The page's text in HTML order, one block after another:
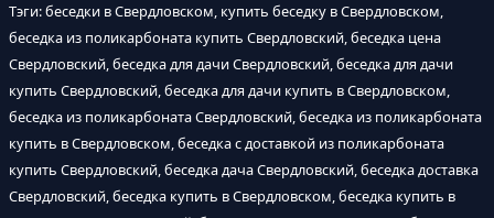
Тэги: беседки в Свердловском, купить беседку в Свердловском,
беседка из поликарбоната купить Свердловский, беседка цена
Свердловский, беседка для дачи Свердловский, беседка для дачи
купить Свердловский, беседка для дачи купить в Свердловском,
беседка из поликарбоната Свердловский, беседка из поликарбоната
купить в Свердловском, беседка с доставкой из поликарбоната
купить Свердловский, беседка дача Свердловский, беседка доставка
Свердловский, беседка купить в Свердловском, беседка купить в